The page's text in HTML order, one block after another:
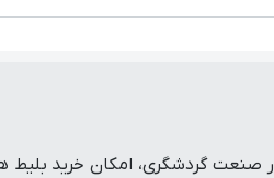
آنلاین سفر است که با پشتوانه بیش از ۱۹ سال